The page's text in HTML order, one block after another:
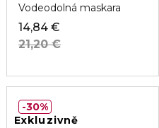
Vodeodolná maskara
14,84 €
21,20 €
Exkluzivně
30%